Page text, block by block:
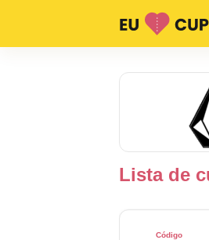
Lista de
Código